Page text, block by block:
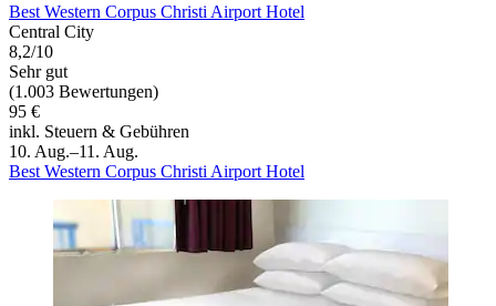
Best Western Corpus Christi Airport Hotel
Central City
8,2/10
Sehr gut
(1.003 Bewertungen)
95 €
inkl. Steuern & Gebühren
10. Aug.–11. Aug.
Best Western Corpus Christi Airport Hotel